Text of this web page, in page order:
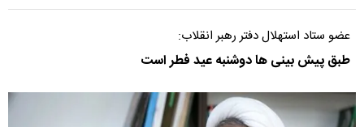
عضو ستاد استهلال دفتر رهبر انقلاب:
طبق پیش بینی ها دوشنبه عید فطر است